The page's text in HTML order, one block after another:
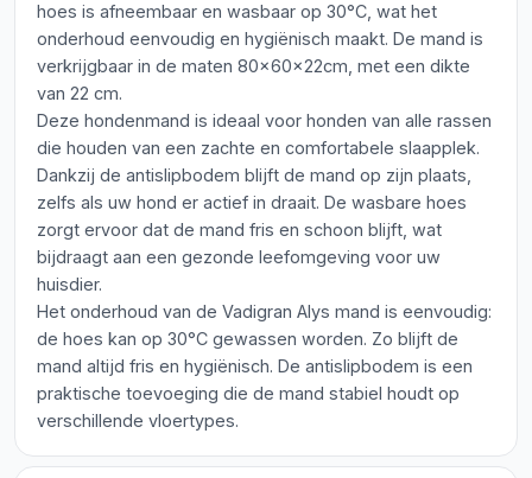
hoes is afneembaar en wasbaar op 30°C, wat het
onderhoud eenvoudig en hygiënisch maakt. De mand is
verkrijgbaar in de maten 80x60x22cm, met een dikte
van 22 cm.
Deze hondenmand is ideaal voor honden van alle rassen
die houden van een zachte en comfortabele slaapplek.
Dankzij de antislipbodem blijft de mand op zijn plaats,
zelfs als uw hond er actief in draait. De wasbare hoes
zorgt ervoor dat de mand fris en schoon blijft, wat
bijdraagt aan een gezonde leefomgeving voor uw
huisdier.
Het onderhoud van de Vadigran Alys mand is eenvoudig:
de hoes kan op 30°C gewassen worden. Zo blijft de
mand altijd fris en hygiënisch. De antislipbodem is een
praktische toevoeging die de mand stabiel houdt op
verschillende vloertypes.